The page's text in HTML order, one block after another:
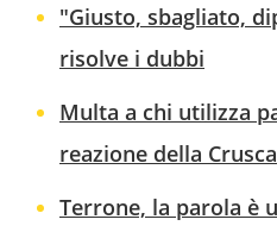
"Giusto, sbagliato,
risolve i dubbi
Multa a chi utilizza
reazione della Crusca
Terrone, la parola è